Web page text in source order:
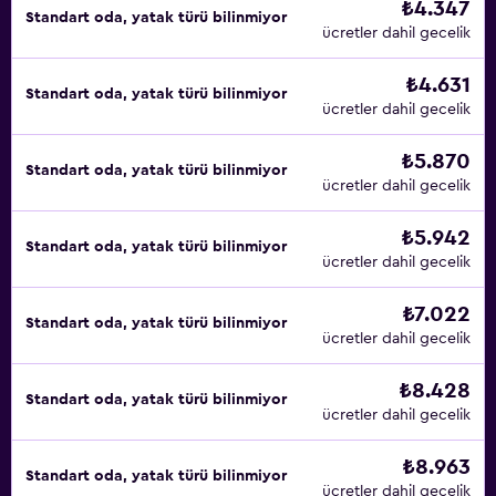
Standart oda, yatak türü bilinmiyor ₺4.347
ücretler dahil gecelik
Standart oda, yatak türü bilinmiyor ₺4.631
ücretler dahil gecelik
Standart oda, yatak türü bilinmiyor ₺5.870
ücretler dahil gecelik
Standart oda, yatak türü bilinmiyor ₺5.942
ücretler dahil gecelik
Standart oda, yatak türü bilinmiyor ₺7.022
ücretler dahil gecelik
Standart oda, yatak türü bilinmiyor ₺8.428
ücretler dahil gecelik
Standart oda, yatak türü bilinmiyor ₺8.963
ücretler dahil gecelik